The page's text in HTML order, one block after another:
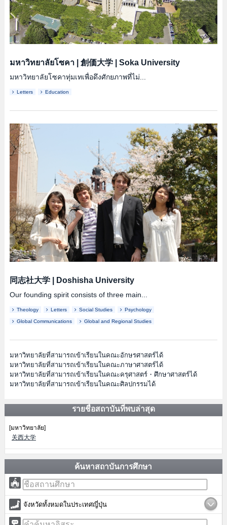
มหาวิทยาลัยโซคา| 創価大学| Soka University
มหาวิทยาลัยโซคาทุ่มเทเพื่อดึงศักยภาพที่ไม่...
Letters Education
同志社大学| Doshisha University
Our founding spirit consists of three main...
Theology Letters Social Studies Psychology
Global Communications Global and Regional Studies
มหาวิทยาลัยที่สามารถเข้าเรียนในคณะอักษรศาสตร์ได้
มหาวิทยาลัยที่สามารถเข้าเรียนในคณะภาษาศาสตร์ได้
มหาวิทยาลัยที่สามารถเข้าเรียนในคณะครุศาสตร์・ศึกษาศาสตร์ได้
มหาวิทยาลัยที่สามารถเข้าเรียนในคณะศิลปกรรมได้
รายชื่อสถาบันที่พบล่าสุด
[มหาวิทยาลัย]
关西大学
ค้นหาสถาบันการศึกษา
จังหวัดทั้งหมดในประเทศญี่ปุ่น